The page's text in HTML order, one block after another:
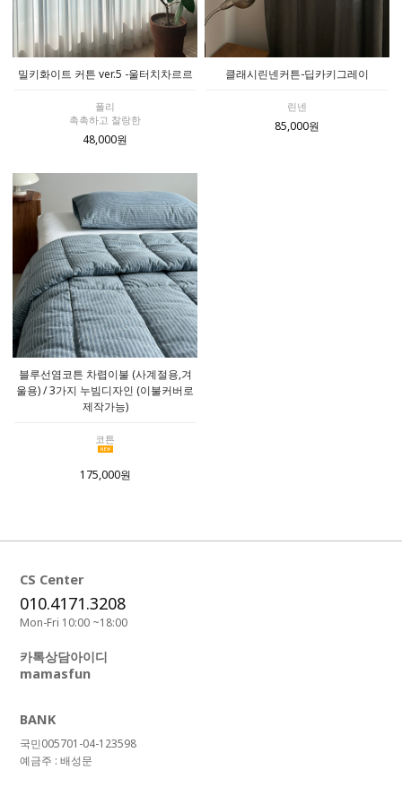
밀키화이트 커튼 ver.5 -울터치차르르
폴리
촉촉하고 찰랑한
48,000원
클래시린넨커튼-딥카키그레이
린넨
85,000원
블루선염코튼 차렵이불 (사계절용,겨
울용) / 3가지 누빔디자인 (이불커버로
제작가능)
코튼
175,000원
CS Center
010.4171.3208
Mon-Fri 10:00 ~18:00
카톡상담아이디
mamasfun
BANK
국민005701-04-123598
예금주 : 배성문